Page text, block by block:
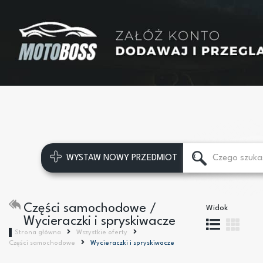
WYSTAW NOWY PRZEDMIOT
Części samochodowe /
Wycieraczki i spryskiwacze
Strona główna
Wszystkie oferty
Części samochodowe
Wycieraczki i spryskiwacze
Widok